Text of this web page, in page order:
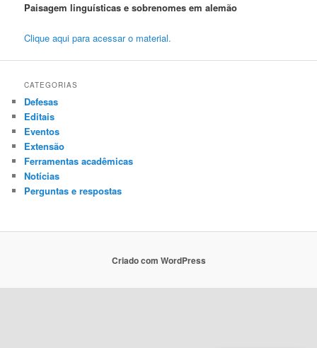
Paisagem linguísticas e sobrenomes em alemão
Clique aqui para acessar o material.
CATEGORIAS
Defesas
Editais
Eventos
Extensão
Ferramentas acadêmicas
Notícias
Perguntas e respostas
Criado com WordPress